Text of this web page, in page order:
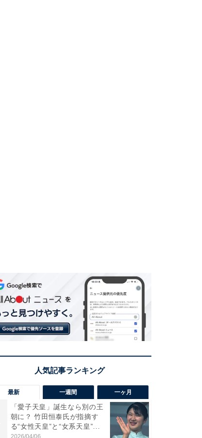
最新 一週間 一ヶ月
「愛子天皇」誕生なら別の王
朝に？ 竹田恒泰氏が指摘す
る“女性天皇”と“女系天皇”...